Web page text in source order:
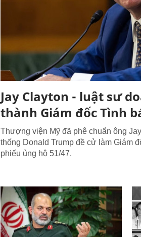
Jay Clayton - luật sư
thành Giám đốc Tình
Thượng viện Mỹ đã phê chuẩn ông
thống Donald Trump đề cử làm Giám
phiếu ủng hộ 51/47.